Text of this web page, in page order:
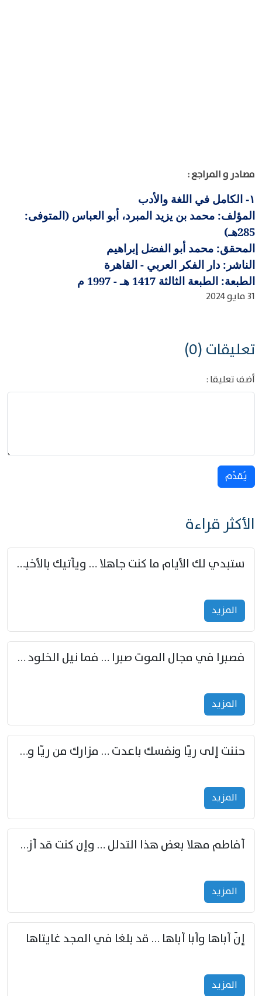
مصادر و المراجع :
١-
الكامل في اللغة والأدب
المؤلف: محمد بن يزيد المبرد، أبو العباس (المتوفى:
285هـ)
المحقق: محمد أبو الفضل إبراهيم
الناشر: دار الفكر العربي - القاهرة
الطبعة: الطبعة الثالثة 1417 هـ - 1997 م
31 مايو 2024
تعليقات (0)
أضف تعليقا :
يُقدِّم
الأكثر قراءة
ستبدي لك الأيام ما كنت جاهلا … ويأتيك بالأخبار من لم تزوّد
المزید
فصبرا في مجال الموت صبرا … فما نيل الخلود بمستطاع
المزید
حننت إلى ريّا ونفسك باعدت … مزارك من ريّا وشعباكما معا
المزید
أفاطم مهلا بعض هذا التدلل … وإن كنت قد أزمعت صرمي فأجملي
المزید
إنّ أباها وأبا أباها … قد بلغا في المجد غايتاها
المزید